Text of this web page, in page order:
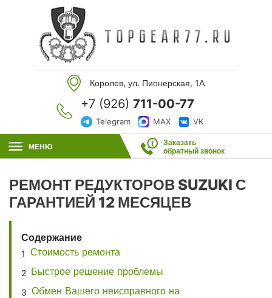
Королев, ул. Пионерская, 1А
+7 (926) 711-00-77
Telegram MAX VK
МЕНЮ
Заказать
обратный звонок
РЕМОНТ РЕДУКТОРОВ SUZUKI С
ГАРАНТИЕЙ 12 МЕСЯЦЕВ
Содержание
Стоимость ремонта
Быстрое решение проблемы
Обмен Вашего неисправного на